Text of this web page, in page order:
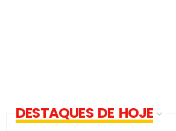
DESTAQUES DE HOJE